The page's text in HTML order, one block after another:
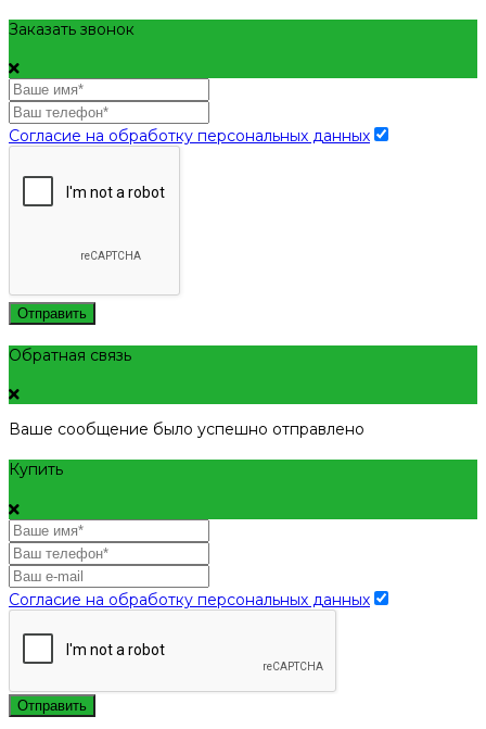
Заказать звонок
Согласие на обработку персональных данных
Отправить
Обратная связь
Ваше сообщение было успешно отправлено
Купить
Согласие на обработку персональных данных
Отправить